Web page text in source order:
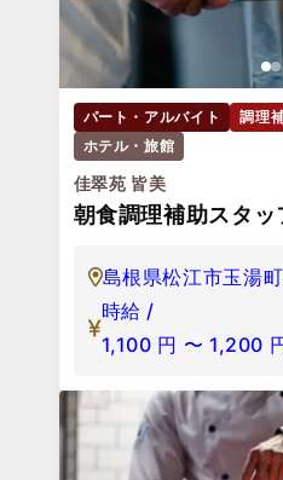
パート・アルバイト
調理
ホテル・旅館
佳翠苑 皆美
朝食調理補助スタッ
島根県松江市玉湯
時給 /
1,100 円 〜 1,200